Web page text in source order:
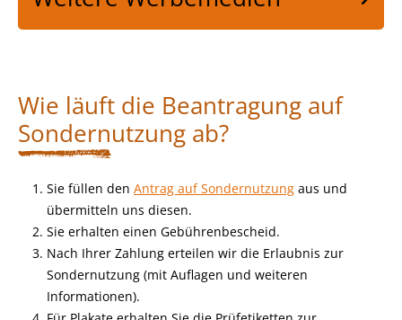
Wie läuft die Beantragung auf
Sondernutzung ab?
Sie füllen den Antrag auf Sondernutzung aus und
übermitteln uns diesen.
Sie erhalten einen Gebührenbescheid.
Nach Ihrer Zahlung erteilen wir die Erlaubnis zur
Sondernutzung (mit Auflagen und weiteren
Informationen).